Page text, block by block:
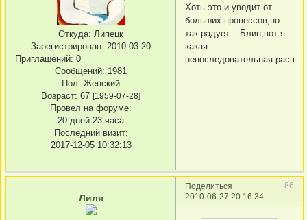
Откуда: Липецк
Зарегистрирован: 2010-03-20
Приглашений: 0
Сообщений: 1981
Пол: Женский
Возраст: 67 [1959-07-28]
Провел на форуме:
20 дней 23 часа
Последний визит:
2017-12-05 10:32:13
Хоть это и уводит от
больших процессов,но
так радует....Блин,вот я
какая
Поделиться
86
2010-06-27 20:16:34
Лиля